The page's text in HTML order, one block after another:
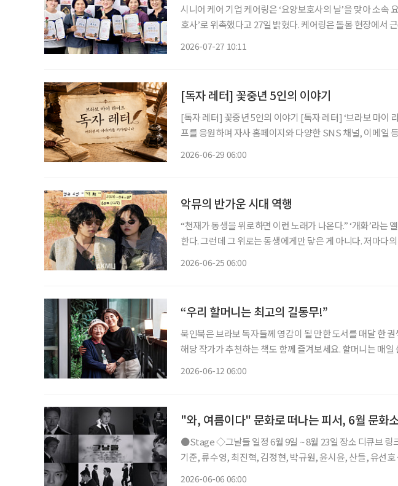
시니어 케어 기업 케어링은 ‘요양보호사의 날’을 맞아 소속
호사’로 위촉했다고 27일 밝혔다. 케어링은 돌봄 현장에서 근무하는 요양보호사의 사기를 높
2026-07-27 10:11
[독자 레터] 꽃중년 5인의 이야기
[독자 레터] 꽃중년 5인의 이야기 [독자 레터] ‘브라보 마이 라이프’는 꽃중년의 액티브 라이
프를 응원하며 자사 홈페이지와 다양한 SNS 채널, 이메일
2026-06-29 06:00
악뮤의 반가운 시대 역행
“천재가 동생을 위로하면 이런 노래가 나온다.” ‘개화’라는
한다. 그런데 그 위로는 동생에게만 닿은 게 아니다. 저마다
2026-06-25 06:00
“우리 할머니는 최고의 길동무!”
북인북은 브라보 독자들께 영감이 될 만한 도서를 매달 한
해당 작가가 추천하는 책도 함께 즐겨보세요. 할머니는 매일 쓴 편지지를 봉투가 미어터지게
2026-06-12 06:00
"와, 여름이다" 문화로 떠나는 피서, 6월 문화
●Stage ◇그날들 일정 6월 9일 ~ 8월 23일 장소 디큐브 링크아트센터 연출 장유정 출연 엄
기준, 류수영, 최진혁, 김정현, 박규원, 윤시윤, 산들, 유선호 등 고(故) 김광석의 명곡으
2026-06-06 06:00